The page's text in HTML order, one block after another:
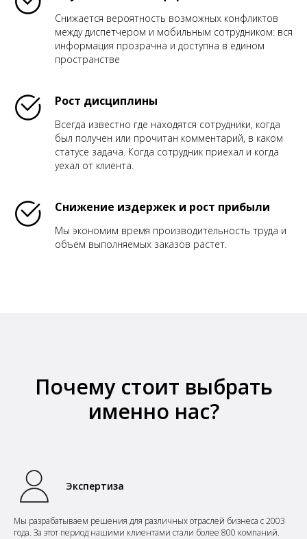
Снижается вероятность возможных конфликтов
между диспетчером и мобильным сотрудником: вся
информация прозрачна и доступна в едином
пространстве
Рост дисциплины
Всегда известно где находятся сотрудники, когда
был получен или прочитан комментарий, в каком
статусе задача. Когда сотрудник приехал и когда
уехал от клиента.
Снижение издержек и рост прибыли
Мы экономим время производительность труда и
объем выполняемых заказов растет.
Почему стоит выбрать
именно нас?
Экспертиза
Мы разрабатываем решения для различных отраслей бизнеса с 2003
года. За этот период нашими клиентами стали более 800 компаний.